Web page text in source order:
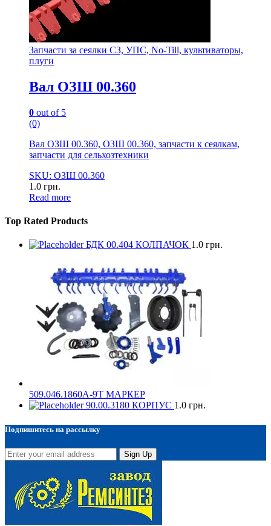
Запчасти за сеялки СЗ, УПС, No-Till, культиваторы,
плуги
Вал ОЗШ 00.360
0 out of 5
(0)
Вал ОЗШ 00.360, ОЗШ 00.360, запчасти к сеялкам,
запчасти для сельхозтехники
SKU: ОЗШ 00.360
1.0 грн.
Read more
Top Rated Products
БДК 00.404 КОЛПАЧОК 1.0 грн.
509.046.1860А-9Т МАРКЕР
90.00.3180 КОРПУС 1.0 грн.
Подпишитесь на рассылку
Sign Up